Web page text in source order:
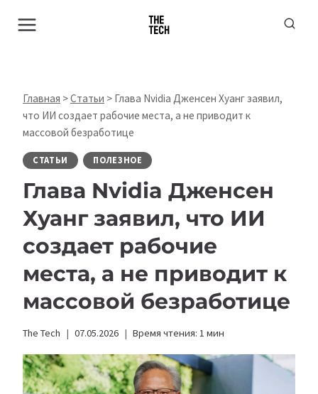
Главная >Статьи > Глава Nvidia Дженсен Хуанг заявил,
что ИИ создает рабочие места, а не приводит к
массовой безработице
СТАТЬИ ПОЛЕЗНОЕ
Глава Nvidia Дженсен
Хуанг заявил, что ИИ
создает рабочие
места, а не приводит к
массовой безработице
The Tech 07.05.2026 Время чтения: 1 мин